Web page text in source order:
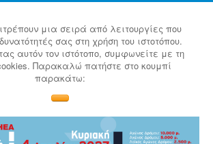
μια σειρά από λειτουργίες που
σας στη χρήση του ιστοτόπου.
αυτόν τον ιστότοπο, συμφωνείτε με τη
Παρακαλώ πατήστε στο κουμπί
παρακάτω: